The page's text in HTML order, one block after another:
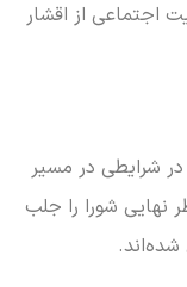
اجتماعی از اقشار
شرایطی در مسیر
نهایی شورا را جلب